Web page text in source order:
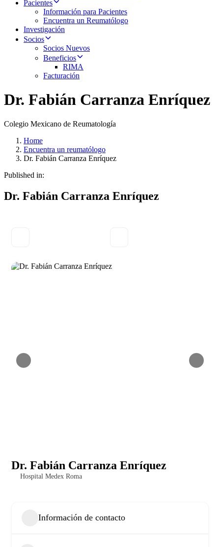
Pacientes
Información para Pacientes
Encuentra un Reumatólogo
Investigación
Socios
Socios Nuevos
Beneficios
RIMA
Facturación
Dr. Fabián Carranza Enríquez
Colegio Mexicano de Reumatología
Home
Encuentra un reumatólogo
Dr. Fabián Carranza Enríquez
Published in:
Dr. Fabián Carranza Enríquez
Dr. Fabián Carranza Enríquez
Hospital Medex Roma
Información de contacto